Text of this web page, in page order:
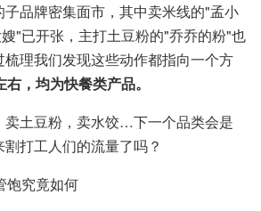
品牌密集面市，其中卖米线的"孟小
"已开张，主打土豆粉的"乔乔的粉"也
理我们发现这些动作都指向一个方
，均为快餐类产品。
卖土豆粉，卖水饺…下一个品类会是
打工人们的流量了吗？
饱究竟如何